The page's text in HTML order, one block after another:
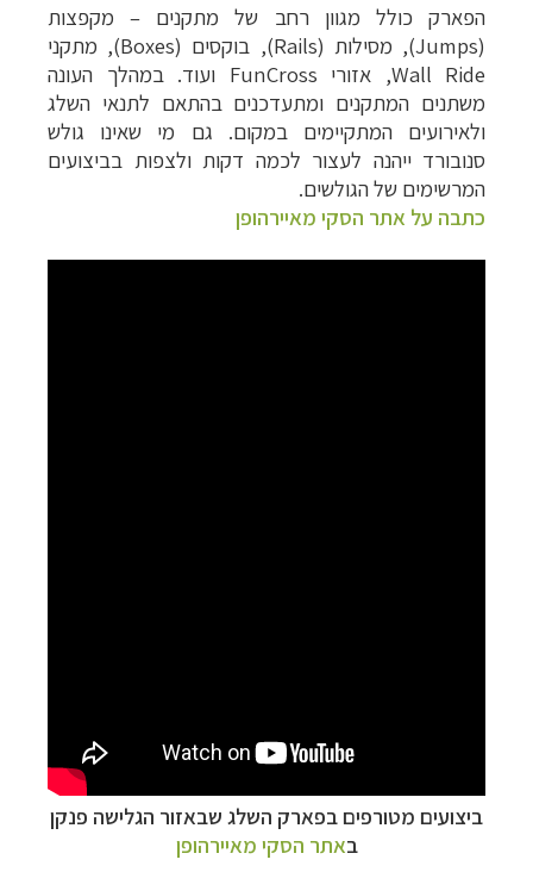
הפארק כולל מגוון רחב של מתקנים – מקפצות
(Jumps), מסילות (Rails), בוקסים (Boxes), מתקני
Wall Ride, אזורי FunCross ועוד. במהלך העונה
משתנים המתקנים ומתעדכנים בהתאם לתנאי השלג
ולאירועים המתקיימים במקום. גם מי שאינו גולש
סנובורד ייהנה לעצור לכמה דקות ולצפות בביצועים
המרשימים של הגולשים.
כתבה על אתר הסקי מאיירהופן
ביצועים מטורפים בפארק השלג שבאזור הגלישה פנקן
באתר הסקי מאיירהופן